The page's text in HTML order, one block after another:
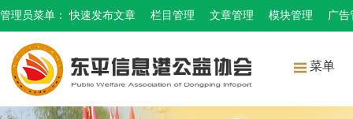
管理员菜单： 快速发布文章 栏目管理 文章管理 模块管理 广告
菜单